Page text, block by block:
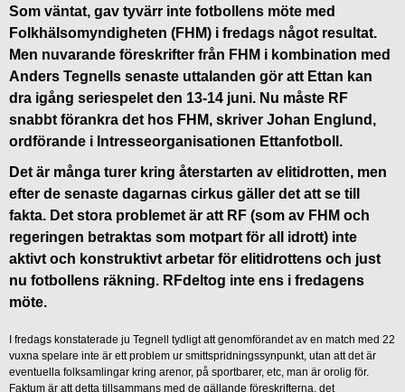
Som väntat, gav tyvärr inte fotbollens möte med
Folkhälsomyndigheten (FHM) i fredags något resultat.
Men nuvarande föreskrifter från FHM i kombination med
Anders Tegnells senaste uttalanden gör att Ettan kan
dra igång seriespelet den 13-14 juni. Nu måste RF
snabbt förankra det hos FHM, skriver Johan Englund,
ordförande i Intresseorganisationen Ettanfotboll.
Det är många turer kring återstarten av elitidrotten, men
efter de senaste dagarnas cirkus gäller det att se till
fakta. Det stora problemet är att RF (som av FHM och
regeringen betraktas som motpart för all idrott) inte
aktivt och konstruktivt arbetar för elitidrottens och just
nu fotbollens räkning. RFdeltog inte ens i fredagens
möte.
I fredags konstaterade ju Tegnell tydligt att genomförandet av en match med 22
vuxna spelare inte är ett problem ur smittspridningssynpunkt, utan att det är
eventuella folksamlingar kring arenor, på sportbarer, etc, man är orolig för.
Faktum är att detta tillsammans med de gällande föreskrifterna, det